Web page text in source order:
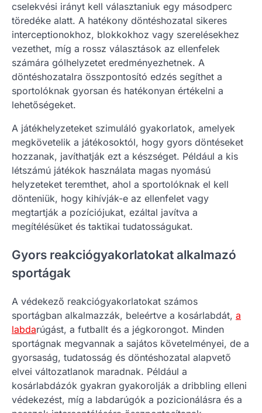
cselekvési irányt kell választaniuk egy másodperc
töredéke alatt. A hatékony döntéshozatal sikeres
interceptionokhoz, blokkokhoz vagy szerelésekhez
vezethet, míg a rossz választások az ellenfelek
számára gólhelyzetet eredményezhetnek. A
döntéshozatalra összpontosító edzés segíthet a
sportolóknak gyorsan és hatékonyan értékelni a
lehetőségeket.
A játékhelyzeteket szimuláló gyakorlatok, amelyek
megkövetelik a játékosoktól, hogy gyors döntéseket
hozzanak, javíthatják ezt a készséget. Például a kis
létszámú játékok használata magas nyomású
helyzeteket teremthet, ahol a sportolóknak el kell
dönteniük, hogy kihívják-e az ellenfelet vagy
megtartják a pozíciójukat, ezáltal javítva a
megítélésüket és taktikai tudatosságukat.
Gyors reakciógyakorlatokat alkalmazó
sportágak
A védekező reakciógyakorlatokat számos
sportágban alkalmazzák, beleértve a kosárlabdát, a
labdarúgást, a futballt és a jégkorongot. Minden
sportágnak megvannak a sajátos követelményei, de a
gyorsaság, tudatosság és döntéshozatal alapvető
elvei változatlanok maradnak. Például a
kosárlabdázók gyakran gyakorolják a dribbling elleni
védekezést, míg a labdarúgók a pozicionálásra és a